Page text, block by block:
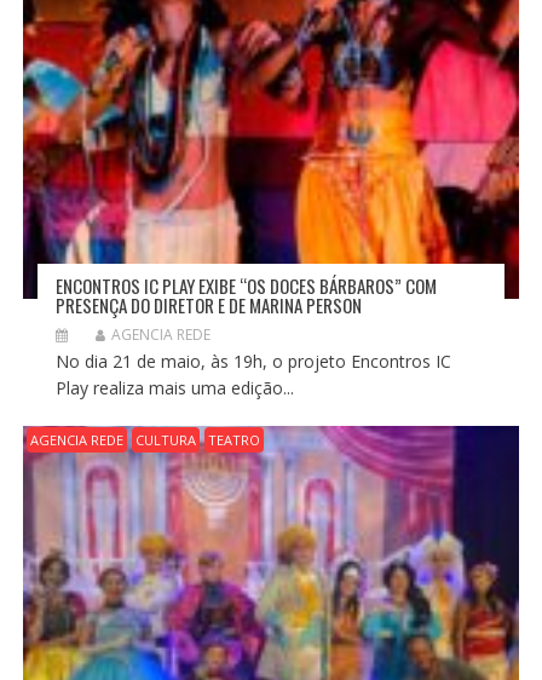
ENCONTROS IC PLAY EXIBE “OS DOCES BÁRBAROS” COM
PRESENÇA DO DIRETOR E DE MARINA PERSON
AGENCIA REDE
No dia 21 de maio, às 19h, o projeto Encontros IC
Play realiza mais uma edição...
AGENCIA REDE CULTURA TEATRO